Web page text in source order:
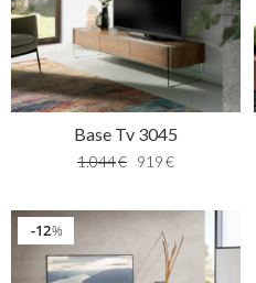
Base Tv 3045
1.044€ 919€
%
12